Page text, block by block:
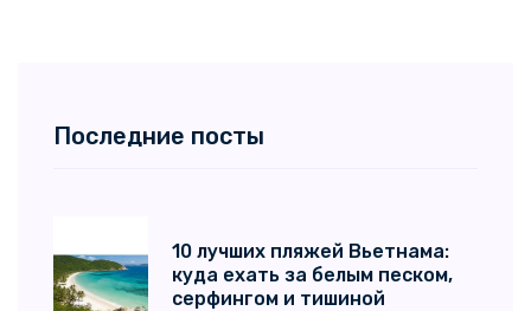
Последние посты
10 лучших пляжей Вьетнама:
куда ехать за белым песком,
серфингом и тишиной